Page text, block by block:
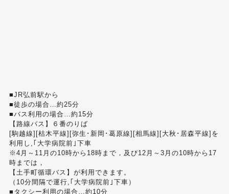
■JR弘前駅から
■徒歩の場合…約25分
■バス利用の場合…約15分
【路線バス】６番のりば
[駒越線][枯木平線][弥生･新岡･葛原線][相馬線][大秋･居森平線]を
利用し,｢大学病院前｣下車
※4月～11月の10時から18時まで，及び12月～3月の10時から17
時までは，
【土手町循環バス】が利用できます。
（10分間隔で運行,｢大学病院前｣下車）
■タクシー利用の場合…約10分